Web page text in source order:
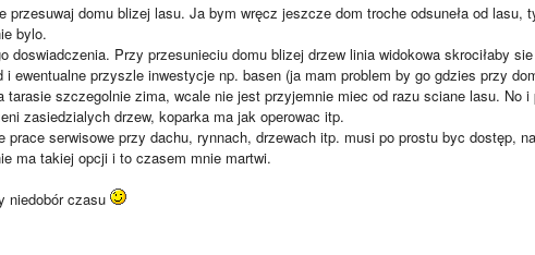
przesuwaj domu blizej lasu. Ja bym wręcz jeszcze dom troche odsuneła od lasu,
bylo.
doswiadczenia. Przy przesunieciu domu blizej drzew linia widokowa skrociłaby
i ewentualne przyszle inwestycje np. basen (ja mam problem by go gdzies przy
tarasie szczegolnie zima, wcale nie jest przyjemnie miec od razu sciane lasu. No
zasiedzialych drzew, koparka ma jak operowac itp.
prace serwisowe przy dachu, rynnach, drzewach itp. musi po prostu byc dostęp,
ma takiej opcji i to czasem mnie martwi.
niedobór czasu